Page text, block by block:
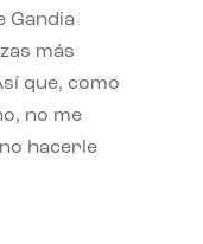
Gandia
más
que, como
no me
hacerle